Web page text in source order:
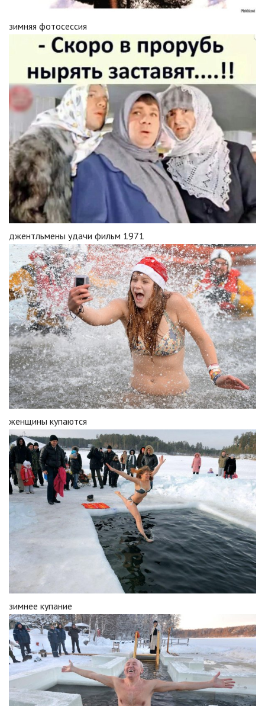
зимняя фотосессия
джентльмены удачи фильм 1971
женщины купаются
зимнее купание